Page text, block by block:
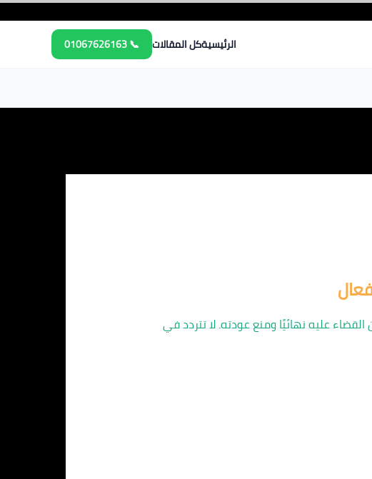
الرئيسيةكل المقالات 📞 01067626163
عليه نهائيًا ومنع عودته. لا تتردد في